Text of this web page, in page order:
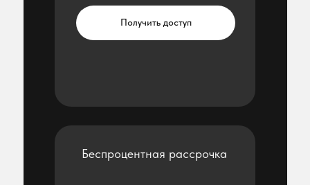
Беспроцентная рассрочка
Получить доступ